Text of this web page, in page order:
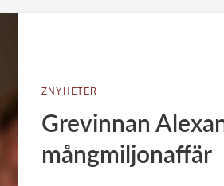
ZNYHETER
Grevinnan
mångmiljonaffär